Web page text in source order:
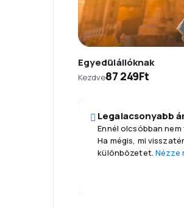
Egyedülállóknak
Kezdve87 249Ft
Legalacsonyabb
Ennél olcsóbban nem
Ha mégis, mi
különbözetet.Nézze